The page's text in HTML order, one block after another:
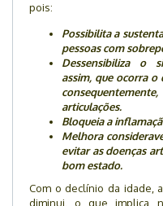
pois:
Possibilita a
pessoas com
Dessensibiliza o
assim, que ocorra o
articulações.
Bloqueia a
Melhora
evitar as doenças
bom estado.
Com o declínio da idade,
diminui, o que implica